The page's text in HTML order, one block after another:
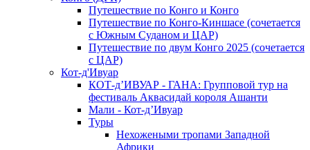
Путешествие по Конго и Конго
Путешествие по Конго-Киншасе (сочетается
с Южным Суданом и ЦАР)
Путешествие по двум Конго 2025 (сочетается
с ЦАР)
Кот-д'Ивуар
КОТ-д’ИВУАР - ГАНА: Групповой тур на
фестиваль Аквасидай короля Ашанти
Мали - Кот-д’Ивуар
Туры
Нехожеными тропами Западной
Африки